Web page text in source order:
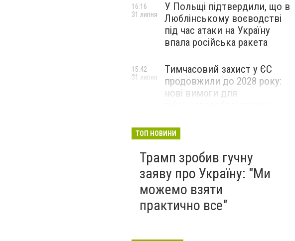
У Польщі підтвердили, що в
Люблінському воєводстві
під час атаки на Україну
впала російська ракета
16:16
31 липня
Тимчасовий захист у ЄС
продовжили до 2028 року:
нові вимоги для
15:42
31 липня
ТОП НОВИНИ
Трамп зробив гучну
заяву про Україну: "Ми
можемо взяти
практично все"